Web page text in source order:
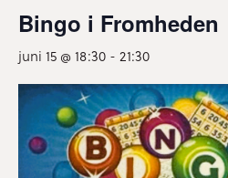
Bingo i Fromheden
juni 15 @ 18:30 - 21:30